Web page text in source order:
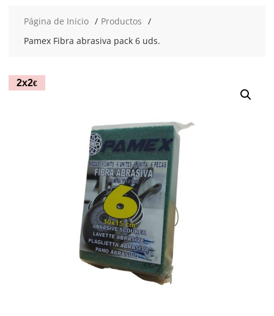
Página de Inicio
Productos
Pamex Fibra abrasiva pack 6 uds.
2x2€